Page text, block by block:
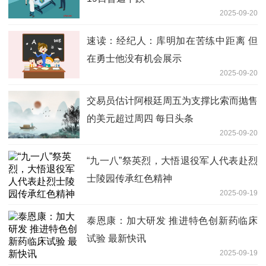
2025-09-20
速读：经纪人：库明加在苦练中距离 但
在勇士他没有机会展示
2025-09-20
交易员估计阿根廷周五为支撑比索而抛售
的美元超过周四 每日头条
2025-09-20
“九一八”祭英烈，大悟退役军人代表赴烈
士陵园传承红色精神
2025-09-19
泰恩康：加大研发 推进特色创新药临床
试验 最新快讯
2025-09-19